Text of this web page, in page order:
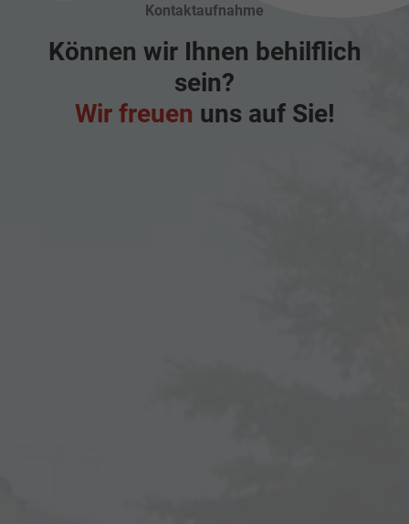
Kontaktaufnahme
Können wir Ihnen behilflich
sein?
Wir freuen uns auf Sie!